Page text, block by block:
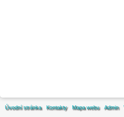
Úvodní stránka Kontakty Mapa webu Admin